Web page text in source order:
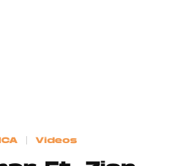
Videos